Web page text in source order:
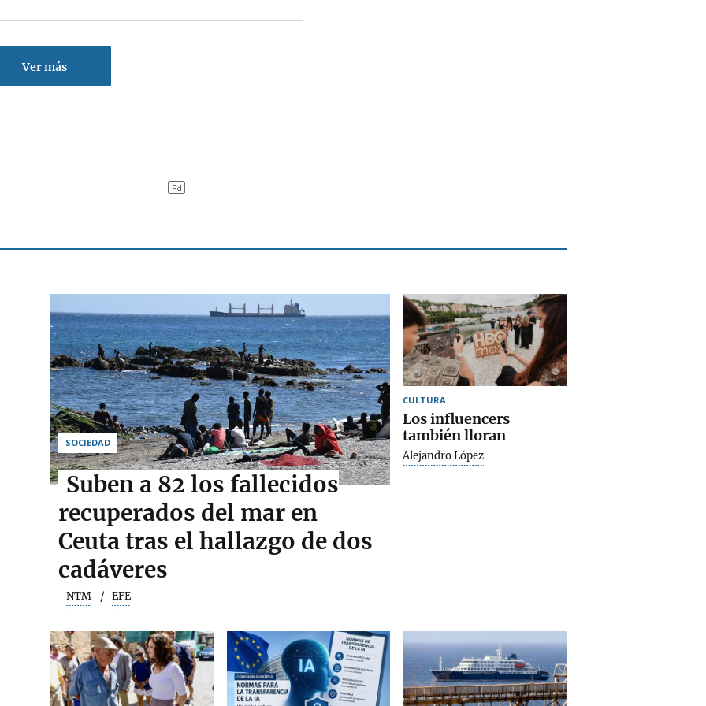
Ver más
SOCIEDAD
Suben a 82 los fallecidos
recuperados del mar en
Ceuta tras el hallazgo de dos
cadáveres
NTM EFE
CULTURA
Los influencers
también lloran
Alejandro López